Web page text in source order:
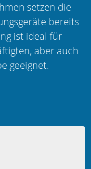
setzen die
bereits
ist ideal für
aber auch
geeignet.